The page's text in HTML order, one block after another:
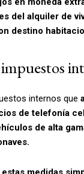
del alquiler de
destino
internos que
de telefonía
de alta